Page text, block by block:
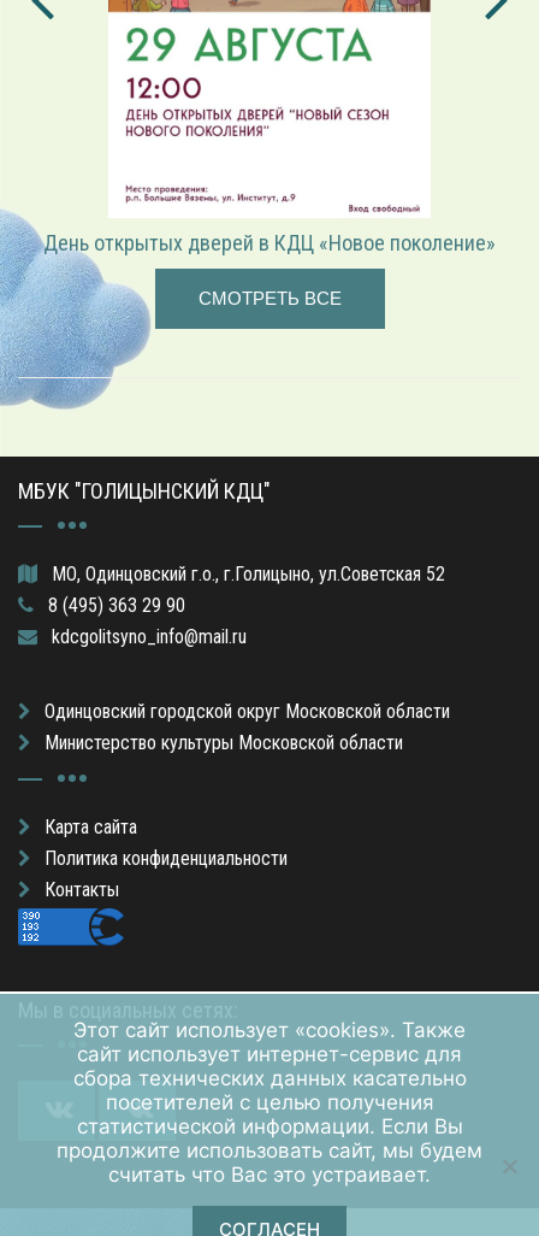
День открытых дверей в КДЦ «Новое поколение»
СМОТРЕТЬ ВСЕ
МБУК "ГОЛИЦЫНСКИЙ КДЦ"
МО, Одинцовский г.о., г.Голицыно, ул.Советская 52
8 (495) 363 29 90
kdcgolitsyno_info@mail.ru
Одинцовский городской округ Московской области
Министерство культуры Московской области
Карта сайта
Политика конфиденциальности
Контакты
Этот сайт использует «cookies». Также
сайт использует интернет-сервис для
сбора технических данных касательно
посетителей с целью получения
статистической информации. Если Вы
продолжите использовать сайт, мы будем
считать что Вас это устраивает.
СОГЛАСЕН